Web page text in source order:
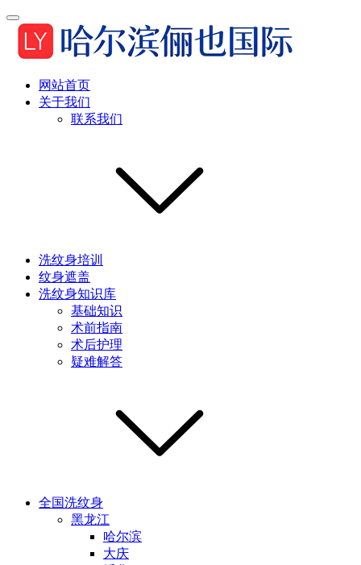
网站首页
关于我们
联系我们
洗纹身培训
纹身遮盖
洗纹身知识库
基础知识
术前指南
术后护理
疑难解答
全国洗纹身
黑龙江
哈尔滨
大庆